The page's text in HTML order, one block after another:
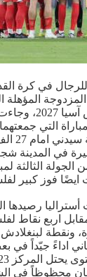
في كرة
المؤهلة
2026
0-2، في المباراة
في المدينة
الجولة الثالثة
مقابل اربع نقاط
ونقطة
اداءً جيّداً في
محظوظاً في